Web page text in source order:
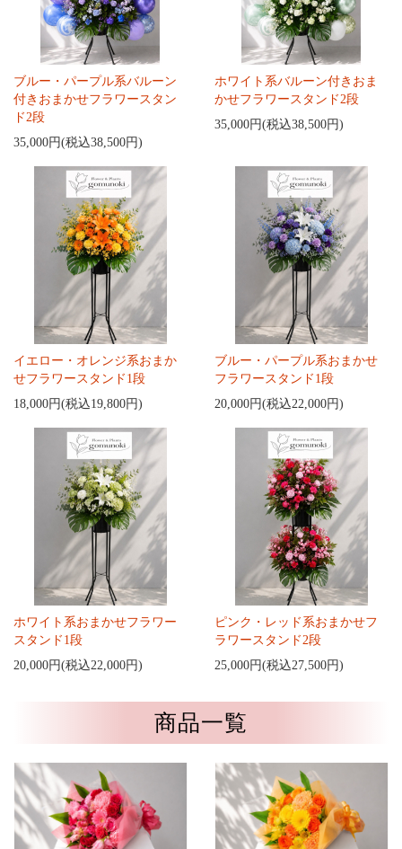
ブルー・パープル系バルーン
付きおまかせフラワースタン
ド2段
35,000円(税込38,500円)
ホワイト系バルーン付きおま
かせフラワースタンド2段
35,000円(税込38,500円)
イエロー・オレンジ系おまか
せフラワースタンド1段
18,000円(税込19,800円)
ブルー・パープル系おまかせ
フラワースタンド1段
20,000円(税込22,000円)
ホワイト系おまかせフラワー
スタンド1段
20,000円(税込22,000円)
ピンク・レッド系おまかせフ
ラワースタンド2段
25,000円(税込27,500円)
商品一覧